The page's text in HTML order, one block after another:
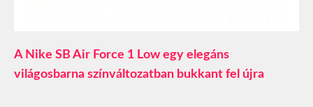
A Nike SB Air Force 1 Low egy elegáns
világosbarna színváltozatban bukkant fel újra